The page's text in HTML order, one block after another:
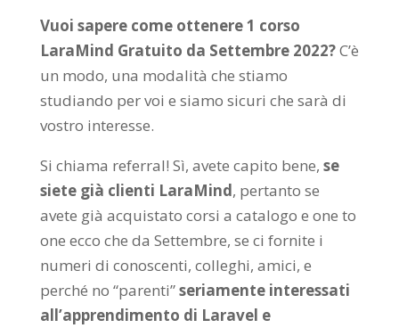
Vuoi sapere come ottenere 1 corso
LaraMind Gratuito da Settembre 2022?C’è
un modo, una modalità che stiamo
studiando per voi e siamo sicuri che sarà di
vostro interesse.
Si chiama referral! Sì, avete capito bene, se
siete già clienti LaraMind, pertanto se
avete già acquistato corsi a catalogo e one to
one ecco che da Settembre, se ci fornite i
numeri di conoscenti, colleghi, amici, e
perché no “parenti”seriamente interessati
all’apprendimento di Laravel e